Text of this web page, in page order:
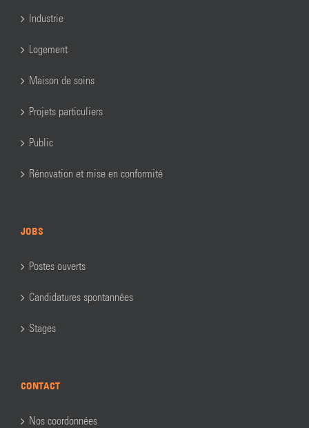
Industrie
Logement
Maison de soins
Projets particuliers
Public
Rénovation et mise en conformité
JOBS
Postes ouverts
Candidatures spontannées
Stages
CONTACT
Nos coordonnées